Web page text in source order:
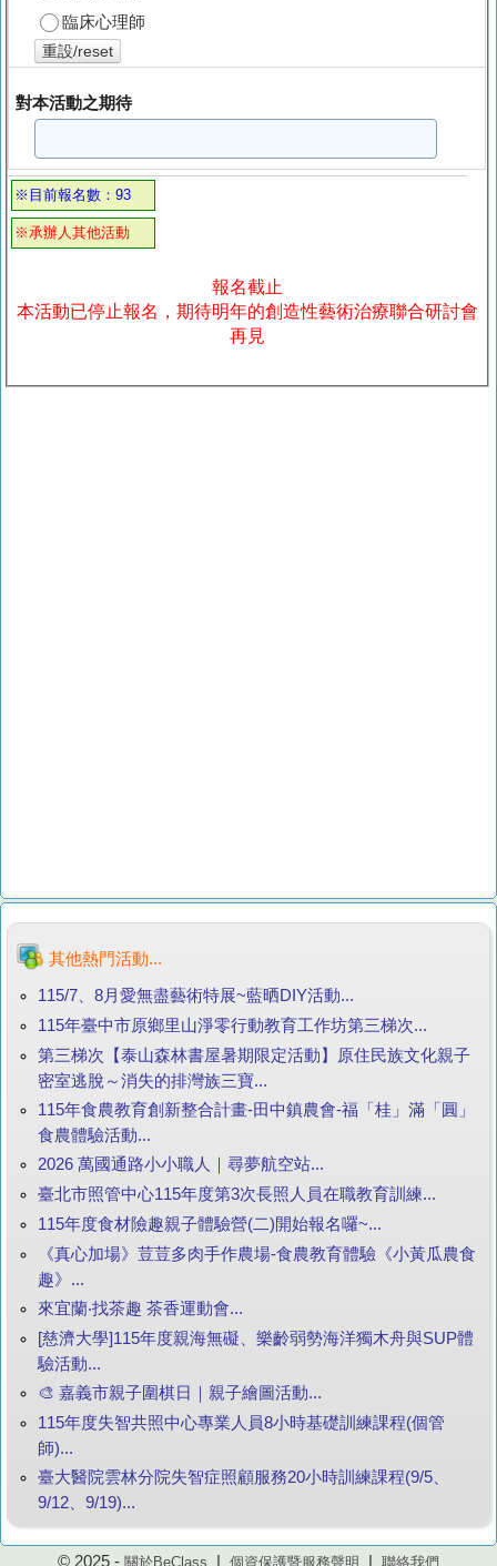
臨床心理師
重設/reset
對本活動之期待
※目前報名數：93
※承辦人其他活動
報名截止
本活動已停止報名，期待明年的創造性藝術治療聯合研討會
再見
其他熱門活動...
115/7、8月愛無盡藝術特展~藍晒DIY活動...
115年臺中市原鄉里山淨零行動教育工作坊第三梯次...
第三梯次【泰山森林書屋暑期限定活動】原住民族文化親子
密室逃脫～消失的排灣族三寶...
115年食農教育創新整合計畫-田中鎮農會-福「桂」滿「圓」
食農體驗活動...
2026 萬國通路小小職人｜尋夢航空站...
臺北市照管中心115年度第3次長照人員在職教育訓練...
115年度食材險趣親子體驗營(二)開始報名囉~...
《真心加場》荳荳多肉手作農場-食農教育體驗《小黃瓜農食
趣》...
來宜蘭‧找茶趣 茶香運動會...
[慈濟大學]115年度親海無礙、樂齡弱勢海洋獨木舟與SUP體
驗活動...
🎨 嘉義市親子圍棋日｜親子繪圖活動...
115年度失智共照中心專業人員8小時基礎訓練課程(個管
師)...
臺大醫院雲林分院失智症照顧服務20小時訓練課程(9/5、
9/12、9/19)...
© 2025 - 關於BeClass 個資保護暨服務聲明 聯絡我們